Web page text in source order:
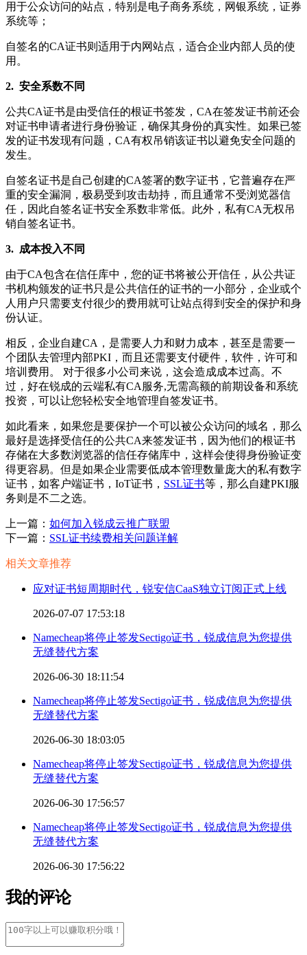
用于公众访问的站点，特别是电子商务系统，网银系统，证券
系统等；
自签名的CA证书则适用于内网站点，适合企业内部人员的使
用。
2. 安全系数不同
公共CA证书是由受信任的根证书签发，CA在签发证书前还会
对证书申请者进行身份验证，确保其身份的真实性。如果已签
发的证书发现有问题，CA有权吊销该证书以避免安全问题的
发生。
自签名证书是自己创建的CA签署的数字证书，它普遍存在严
重的安全漏洞，极易受到攻击劫持，而且通常不受浏览器信
任，因此自签名证书安全系数非常低。此外，私有CA无权吊
销自签名证书。
3. 成本投入不同
由于CA包含在信任库中，您的证书将被公开信任，从公共证
书机构颁发的证书只是公共信任的证书的一小部分，企业或个
人用户只需要支付很少的费用就可让站点得到安全的保护和身
份认证。
相反，企业自建CA，是需要人力和财力成本，甚至是需要一
个团队去管理内部PKI，而且还需要支付硬件，软件，许可和
培训费用。 对于很多小公司来说，这会造成成本过高。不
过，好在锐成的云端私有CA服务,无需高额的前期设备和系统
投资，可以让您轻松安全地管理自签发证书。
如此看来，如果您是要保护一个可以被公众访问的域名，那么
最好是选择受信任的公共CA来签发证书，因为他们的根证书
存储在大多数浏览器的信任存储库中，这样会使得身份验证变
得更容易。但是如果企业需要低成本管理数量庞大的私有数字
证书，如客户端证书，IoT证书， SSL证书等，那么自建PKI服
务则是不二之选。
上一篇： 如何加入锐成云推广联盟
下一篇： SSL证书续费相关问题详解
相关文章推荐
应对证书短周期时代，锐安信CaaS独立订阅正式上线
2026-07-07 17:53:18
Namecheap将停止签发Sectigo证书，锐成信息为您提供
无缝替代方案
2026-06-30 18:11:54
Namecheap将停止签发Sectigo证书，锐成信息为您提供
无缝替代方案
2026-06-30 18:03:05
Namecheap将停止签发Sectigo证书，锐成信息为您提供
无缝替代方案
2026-06-30 17:56:57
Namecheap将停止签发Sectigo证书，锐成信息为您提供
无缝替代方案
2026-06-30 17:56:22
我的评论